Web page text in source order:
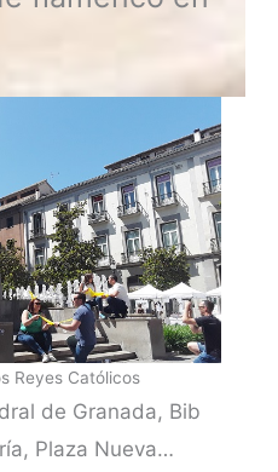
Reyes Católicos
de Granada, Bib
Plaza Nueva…